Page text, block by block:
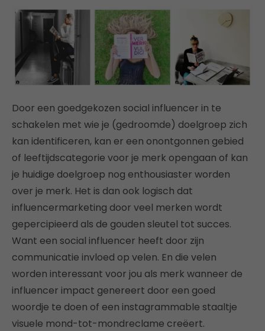
Door een goedgekozen social influencer in te
schakelen met wie je (gedroomde) doelgroep zich
kan identificeren, kan er een onontgonnen gebied
of leeftijdscategorie voor je merk opengaan of kan
je huidige doelgroep nog enthousiaster worden
over je merk. Het is dan ook logisch dat
influencermarketing door veel merken wordt
gepercipieerd als de gouden sleutel tot succes.
Want een social influencer heeft door zijn
communicatie invloed op velen. En die velen
worden interessant voor jou als merk wanneer de
influencer impact genereert door een goed
woordje te doen of een instagrammable staaltje
visuele mond-tot-mondreclame creëert.